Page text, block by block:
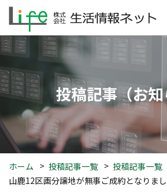
投稿記事（お
ホーム 投稿記事一覧 投稿記事一覧
山鹿12区画分譲地が無事ご成約となりま